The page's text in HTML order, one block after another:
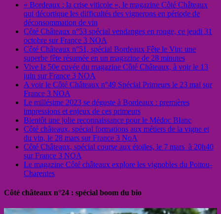
« Bordeaux : la crise viticole », le magazine Côté Châteaux
qui décortique les difficultés des vignerons en période de
déconsommation de vin
Côté Châteaux n°53 spécial vendanges en rouge, ce jeudi 31
octobre sur France 3 NOA
Côté Châteaux n°51, spécial Bordeaux Fête le Vin: une
superbe fête résumée en un magazine de 28 minutes
Vive la 50e cuvée du magazine Côté Châteaux, à voir le 13
juin sur France 3 NOA
A voir le Côté Châteaux n°49 Spécial Primeurs le 23 mai sur
France 3 NOA
Le millésime 2023 se déguste à Bordeaux : premières
impressions et enjeux de ces primeurs
Bientôt une jolie reconnaissance pour le Médoc Blanc
Côté châteaux, spécial formations aux métiers de la vigne et
du vin, le 28 mars sur France 3 NoA
Côté Châteaux, spécial course aux étoiles, le 7 mars à 20h40
sur France 3 NOA
Le magazine Côté châteaux explore les vignobles du Poitou-
Charentes
Côté châteaux n°24 : spécial boom du bio